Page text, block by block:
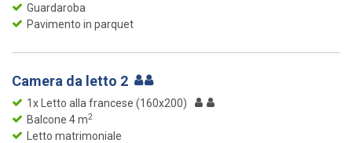
Guardaroba
Pavimento in parquet
Camera da letto 2
1x Letto alla francese (160x200)
Balcone 4 m2
Letto matrimoniale